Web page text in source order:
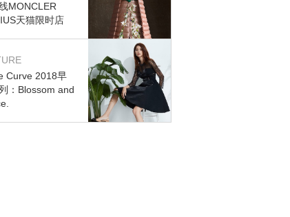
MONCLER
天猫限时店
Curve 2018早
：Blossom and